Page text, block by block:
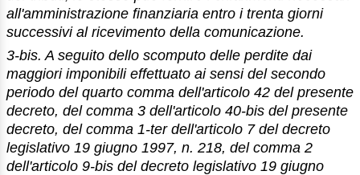
all'amministrazione finanziaria entro i trenta giorni
successivi al ricevimento della comunicazione.
3-bis. A seguito dello scomputo delle perdite dai
maggiori imponibili effettuato ai sensi del secondo
periodo del quarto comma dell'articolo 42 del presente
decreto, del comma 3 dell'articolo 40-bis del presente
decreto, del comma 1-ter dell'articolo 7 del decreto
legislativo 19 giugno 1997, n. 218, del comma 2
dell'articolo 9-bis del decreto legislativo 19 giugno